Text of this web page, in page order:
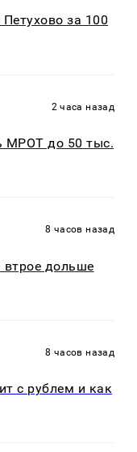
за 100
2 часа назад
МРОТ до 50 тыс.
8 часов назад
втрое дольше
8 часов назад
с рублем и как